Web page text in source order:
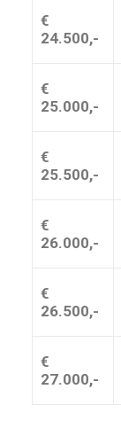
€
24.500,-
€
25.000,-
€
25.500,-
€
26.000,-
€
26.500,-
€
27.000,-